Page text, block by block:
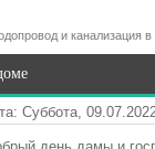
и канализация
Суббота,